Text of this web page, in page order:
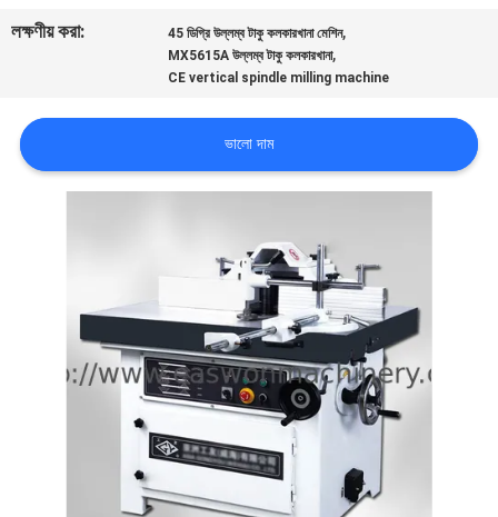
উদ্ধৃতির
আবেদন
সাইট
POLICY
লক্ষণীয় করা:
45 ডিগ্রি উল্লম্ব টাকু কলকারখানা মেশিন,
MX5615A উল্লম্ব টাকু কলকারখানা,
CE vertical spindle milling machine
ভালো দাম